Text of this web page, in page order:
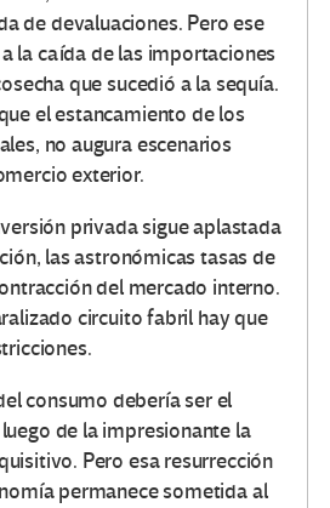
de devaluaciones. Pero ese
la caída de las importaciones
que sucedió a la sequía.
el estancamiento de los
no augura escenarios
exterior.
privada sigue aplastada
las astronómicas tasas de
del mercado interno.
circuito fabril hay que
consumo debería ser el
de la impresionante la
Pero esa resurrección
permanece sometida al